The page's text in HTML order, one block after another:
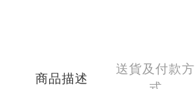
商品描述
送貨及付款方